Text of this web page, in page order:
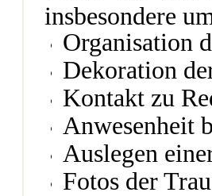
insbesondere
Organisation
Dekoration
Kontakt zu
Anwesenheit
Auslegen
Fotos der